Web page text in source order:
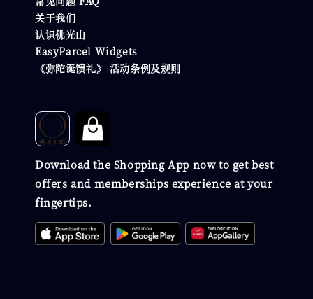
关于我们
认识佛光山
EasyParcel Widgets
《弥陀诞馈礼》 活动条例及规则
Download the Shopping App now to get best
offers and memberships experience at your
fingertips.